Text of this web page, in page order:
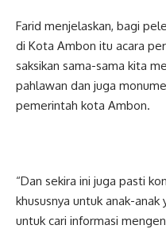
Farid menjelaskan, bagi
di Kota Ambon itu acara
saksikan sama-sama kita
pahlawan dan juga
pemerintah kota Ambon.
“Dan sekira ini juga pasti
khususnya untuk anak-
untuk cari informasi